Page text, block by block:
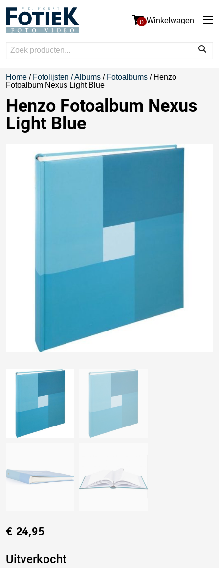
0 Winkelwagen
Home / Fotolijsten / Albums / Fotoalbums / Henzo
Fotoalbum Nexus Light Blue
Henzo Fotoalbum Nexus
Light Blue
€ 24,95
Uitverkocht